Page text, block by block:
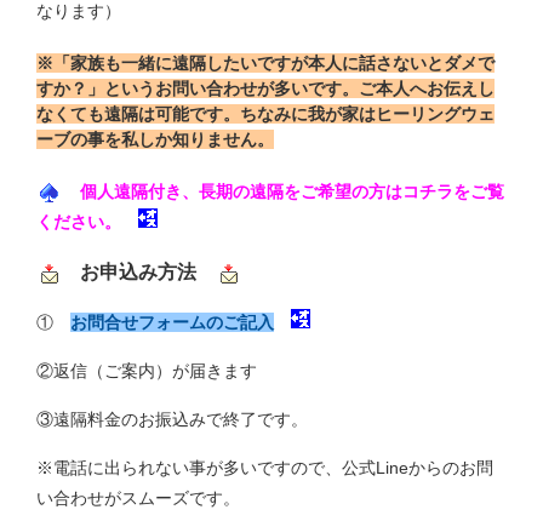
なります）
※「家族も一緒に遠隔したいですが本人に話さないとダメで
すか？」というお問い合わせが多いです。ご本人へお伝えし
なくても遠隔は可能です。ちなみに我が家はヒーリングウェ
ーブの事を私しか知りません。
個人遠隔付き、長期の遠隔をご希望の方はコチラをご覧
ください。
お申込み方法
① お問合せフォームのご記入
②返信（ご案内）が届きます
③遠隔料金のお振込みで終了です。
※電話に出られない事が多いですので、公式Lineからのお問
い合わせがスムーズです。